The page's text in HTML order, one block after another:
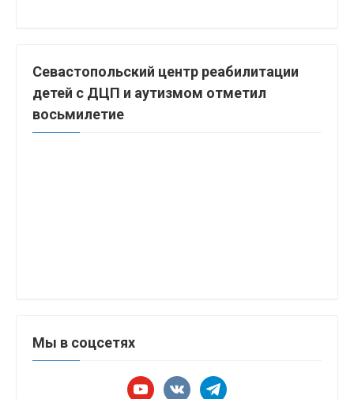
Севастопольский центр реабилитации
детей с ДЦП и аутизмом отметил
восьмилетие
Мы в соцсетях
youtubevkontaktetelegram